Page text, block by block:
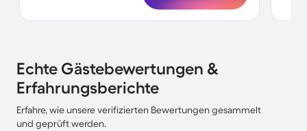
Echte Gästebewertungen &
Erfahrungsberichte
Erfahre, wie unsere verifizierten Bewertungen gesammelt
und geprüft werden.